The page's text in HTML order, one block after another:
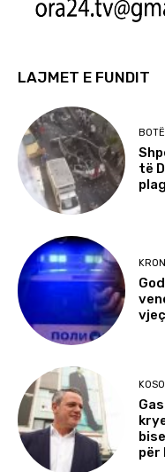
LAJMET E FUNDIT
BOTË
të
për